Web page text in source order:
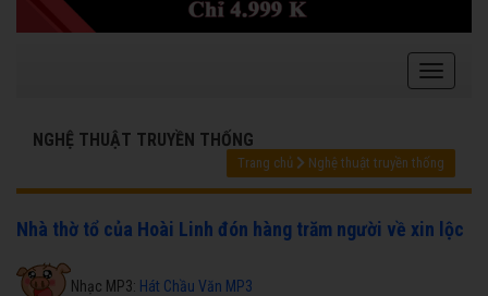
NGHỆ THUẬT TRUYỀN THỐNG
Trang chủ Nghệ thuật truyền thống
Nhà thờ tổ của Hoài Linh đón hàng trăm người về xin lộc
Nhạc MP3: Hát Chầu Văn MP3